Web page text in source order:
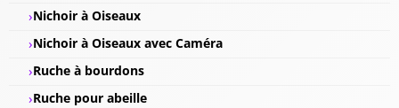
Nichoir à Oiseaux
Nichoir à Oiseaux avec Caméra
Ruche à bourdons
Ruche pour abeille